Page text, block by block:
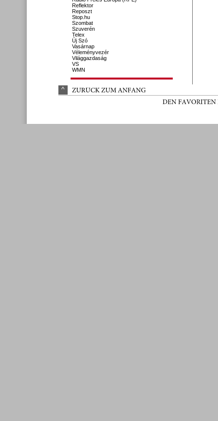
Reflektor
Reposzt
Stop.hu
Szombat
Szuverén
Telex
Új Szó
Vasárnap
Véleményvezér
Világgazdaság
VS
WMN
^ ZURÜCK ZUM ANFANG
DEN FAVORITEN